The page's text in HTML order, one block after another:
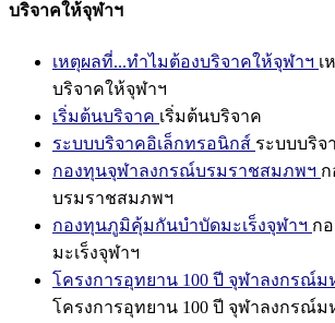
บริจาคให้จุฬาฯ
เหตุผลที่...ทำไมต้องบริจาคให้จุฬาฯ เ
บริจาคให้จุฬาฯ
เริ่มต้นบริจาค เริ่มต้นบริจาค
ระบบบริจาคอิเล็กทรอนิกส์ ระบบบริจ
กองทุนจุฬาลงกรณ์บรมราชสมภพฯ
บรมราชสมภพฯ
กองทุนภูมิคุ้มกันบำบัดมะเร็งจุฬาฯ ก
มะเร็งจุฬาฯ
โครงการอุทยาน 100 ปี จุฬาลงกรณ์ม
โครงการอุทยาน 100 ปี จุฬาลงกรณ์ม